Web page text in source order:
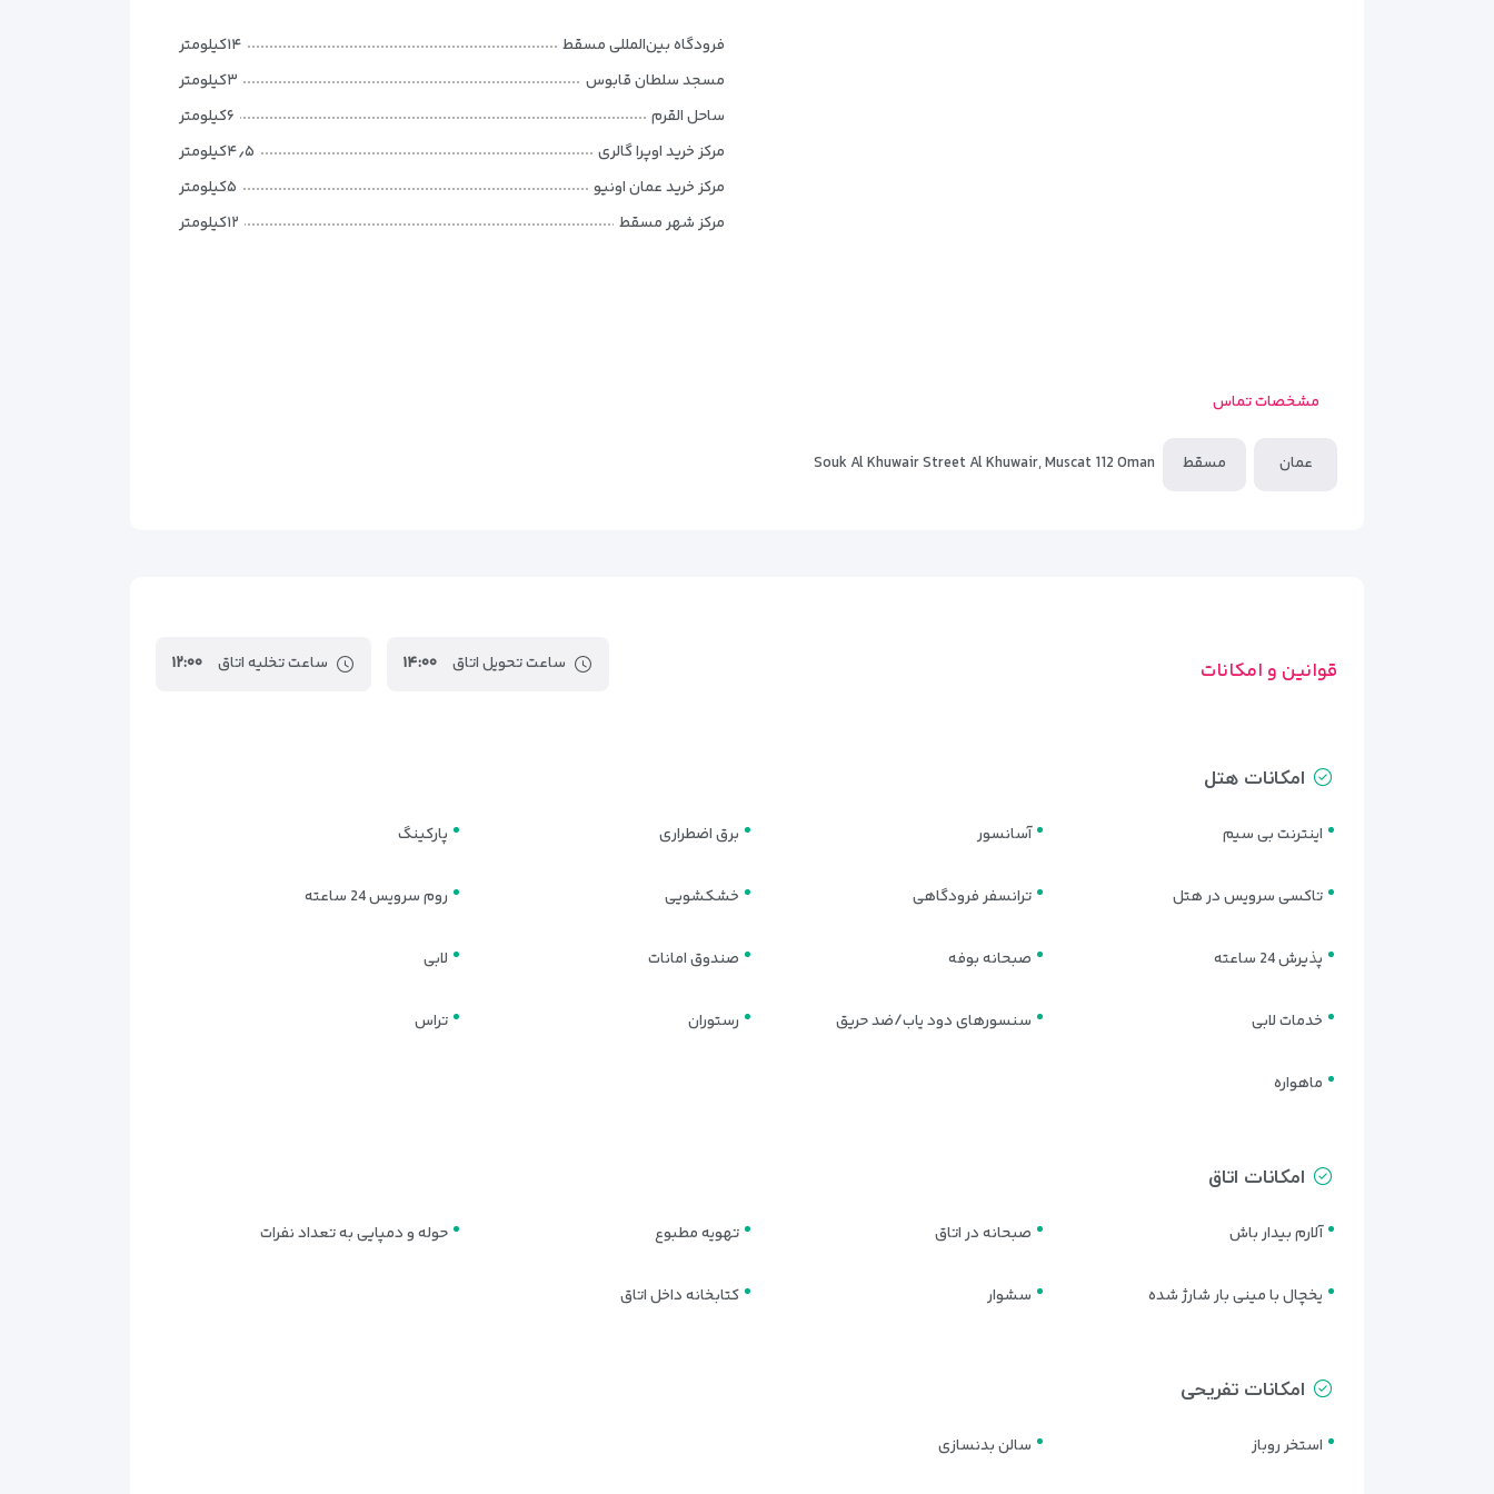
بیشتر برای دوستان یا همکاران توصیه می‌شوند.
لوکس‌ترین واحد اقامتی در هتل پلاتینیوم، سوئیت دیپلماتیک است. این سوئیت‌ها مناسب مهمانان ویژه، مقامات یا مسافرانی‌ست که به دنبال سطح بالایی از رفاه و امکانات هستند. فضای
فرودگاه بین‌المللی مسقط
۱۴کیلومتر
مسجد سلطان قابوس
۳کیلومتر
ساحل القرم
۶کیلومتر
مرکز خرید اوپرا گالری
۴٫۵کیلومتر
مرکز خرید عمان اونیو
۵کیلومتر
مرکز شهر مسقط
۱۲کیلومتر
مشخصات تماس
عمان مسقط Souk Al Khuwair Street Al Khuwair, Muscat 112 Oman
قوانین و امکانات ساعت تحویل اتاق ۱۴:۰۰ ساعت تخلیه اتاق ۱۲:۰۰
امکانات هتل
اینترنت بی سیم آسانسور برق اضطراری پارکینگ
تاکسی سرویس در هتل ترانسفر فرودگاهی خشکشویی روم سرویس 24 ساعته
پذیرش 24 ساعته صبحانه بوفه صندوق امانات لابی
خدمات لابی سنسورهای دود یاب/ضد حریق رستوران تراس
ماهواره
امکانات اتاق
آلارم بیدار باش صبحانه در اتاق تهویه مطبوع حوله و دمپایی به تعداد نفرات
یخچال با مینی بار شارژ شده سشوار کتابخانه داخل اتاق
امکانات تفریحی
استخر روباز سالن بدنسازی